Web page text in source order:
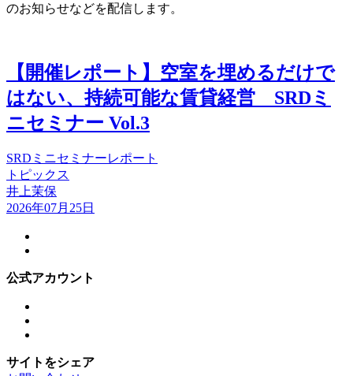
のお知らせなどを配信します。
【開催レポート】空室を埋めるだけで
はない、持続可能な賃貸経営 SRDミ
ニセミナー Vol.3
SRDミニセミナーレポート
トピックス
井上茉保
2026年07月25日
公式アカウント
サイトをシェア